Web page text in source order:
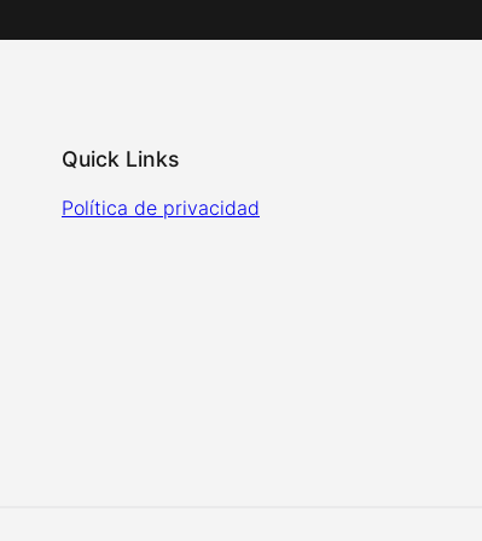
Quick Links
Política de privacidad